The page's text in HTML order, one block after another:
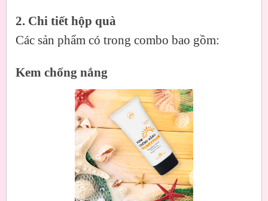
2. Chi tiết hộp quà
Các sản phẩm có trong combo bao gồm:
Kem chống nắng